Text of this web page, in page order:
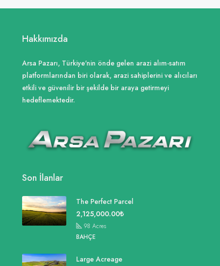
Hakkımızda
Arsa Pazarı, Türkiye'nin önde gelen arazi alım-satım
platformlarından biri olarak, arazi sahiplerini ve alıcıları
etkili ve güvenilir bir şekilde bir araya getirmeyi
hedeflemektedir.
Son İlanlar
The Perfect Parcel
2,125,000.00₺
98 Acres
BAHÇE
Large Acreage